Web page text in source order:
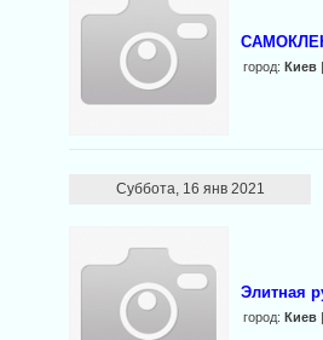
город:Киев
Суббота, 16 янв 2021
Элитная
город:Киев